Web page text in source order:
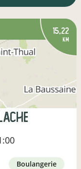
15,22
km
boulangerie